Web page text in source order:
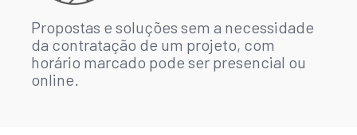
Propostas e soluções sem a necessidade
da contratação de um projeto, com
horário marcado pode ser presencial ou
online.